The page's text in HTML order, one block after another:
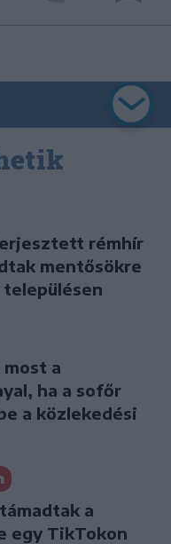
rémhír
mentősökre
a
ha a sofőr
a közlekedési
a
egy TikTokon